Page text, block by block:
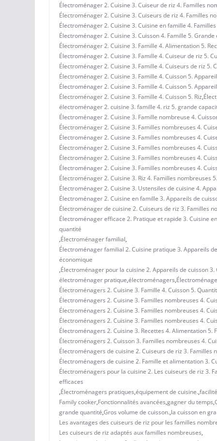
Électroménager 2. Cuisine 3. Cuiseur de riz 4. Familles
Électroménager 2. Cuisine 3. Cuiseurs de riz 4. Familles
Électroménager 2. Cuisine 3. Cuisine en famille 4.
Électroménager 2. Cuisine 3. Cuisson 4. Famille 5.
Électroménager 2. Cuisine 3. Famille 4. Alimentation 5.
Électroménager 2. Cuisine 3. Famille 4. Cuiseur de riz 5.
Électroménager 2. Cuisine 3. Famille 4. Cuiseurs de riz 5.
Électroménager 2. Cuisine 3. Famille 4. Cuisson 5.
Électroménager 2. Cuisine 3. Famille 4. Cuisson 5.
Électroménager 2. Cuisine 3. Famille 4. Cuisson 5. Riz,
électroménager 2. cuisine 3. famille 4. riz 5. grande
Électroménager 2. Cuisine 3. Famille nombreuse 4.
Électroménager 2. Cuisine 3. Familles nombreuses 4.
Électroménager 2. Cuisine 3. Familles nombreuses 4.
Électroménager 2. Cuisine 3. Familles nombreuses 4.
Électroménager 2. Cuisine 3. Familles nombreuses 4.
Électroménager 2. Cuisine 3. Familles nombreuses 4.
Électroménager 2. Cuisine 3. Riz 4. Familles nombreuses
Électroménager 2. Cuisine 3. Ustensiles de cuisine 4.
Électroménager 2. Cuisine en famille 3. Appareils de
Électroménager de cuisine 2. Cuiseurs de riz 3. Familles
Électroménager efficace 2. Pratique et rapide 3. Cuisine
quantité
,Électroménager familial,
Électroménager familial 2. Cuisine pratique 3. Appareils
économique
,Électroménager pour la cuisine 2. Appareils de cuisson
électroménager pratique,électroménagers,
Électroménagers 2. Cuisine 3. Famille 4. Cuisson 5.
Électroménagers 2. Cuisine 3. Familles nombreuses 4.
Électroménagers 2. Cuisine 3. Familles nombreuses 4.
Électroménagers 2. Cuisine 3. Familles nombreuses 4.
Électroménagers 2. Cuisine 3. Recettes 4. Alimentation 5.
Électroménagers 2. Cuisson 3. Familles nombreuses 4.
Électroménagers de cuisine 2. Cuiseurs de riz 3.
Électroménagers de cuisine 2. Famille et alimentation 3.
Électroménagers pour la cuisine 2. Les cuiseurs de riz 3.
efficaces
,Électroménagers pratiques,équipement de cuisine.,
Family cooker,Fonctionnalités avancées,gagner du temps,
grande quantité,Gros volume de cuisson.,la cuisson en
Les avantages des cuiseurs de riz pour les familles
Les cuiseurs de riz adaptés aux familles nombreuses,